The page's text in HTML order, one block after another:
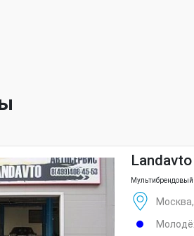
Landavto
Мультибрендовый
Москва,